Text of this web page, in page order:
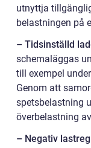
utnyttja
belastningen på
– Tidsinställd
schemaläggas
till exempel
Genom att
spetsbelastning
överbelastning
– Negativ